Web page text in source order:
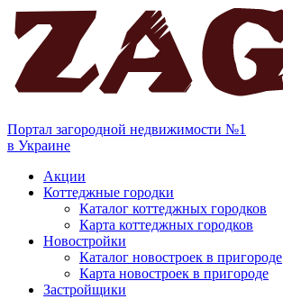
Портал загородной недвижимости №1
в Украине
Акции
Коттеджные городки
Каталог коттеджных городков
Карта коттеджных городков
Новостройки
Каталог новостроек в пригороде
Карта новостроек в пригороде
Застройщики